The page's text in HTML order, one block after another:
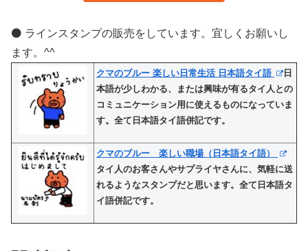
⚫️ ラインスタンプの販売をしています。宜しくお願いし
ます。^^
クマのブルー 楽しい日常生活 日本語タイ語
日
本語が少しわかる、または興味が有るタイ人との
コミュニケーション用に使えるものになっていま
す。全て日本語タイ語併記です。
クマのブルー 楽しい職場（日本語タイ語）
タイ人のお客さんやサプライヤさんに、気軽に送
れるようなスタンプだと思います。全て日本語タ
イ語併記です。